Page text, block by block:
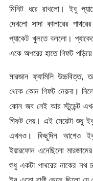
মিনিট ধরে রাখলো। ইবু
দেখলো সাদা কালারের
প্যাকেট খুলতে বললো।
একে অপরের হাতে গিফট
মারজান ফ্যামিলি
থেকে কোন গিফট নেয়না।
কোন জব নেই আর স্টুডেন্ট
গিফট দেয়। এই মেয়েটা শুধু
এখনও। কিছুদিন আগেও
ইয়ারফোন এনেছিলো
শুধু একটা পাথরের নাকের নথ